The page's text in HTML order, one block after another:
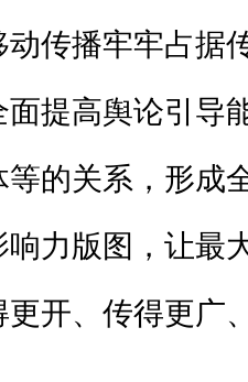
动传播牢牢占据
面提高舆论引导
等的关系，形成
响力版图，让最
更开、传得更广